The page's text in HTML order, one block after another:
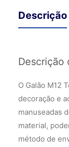
Descrição
Descrição
O Galão M12
decoração e
manuseadas
material,
método de